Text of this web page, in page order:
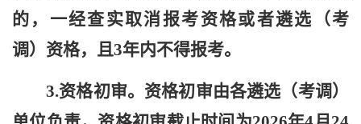
的，一经查实取消报考资格或者遴选（考
调）资格，且3年内不得报考。
3.资格初审。资格初审由各遴选（考调）